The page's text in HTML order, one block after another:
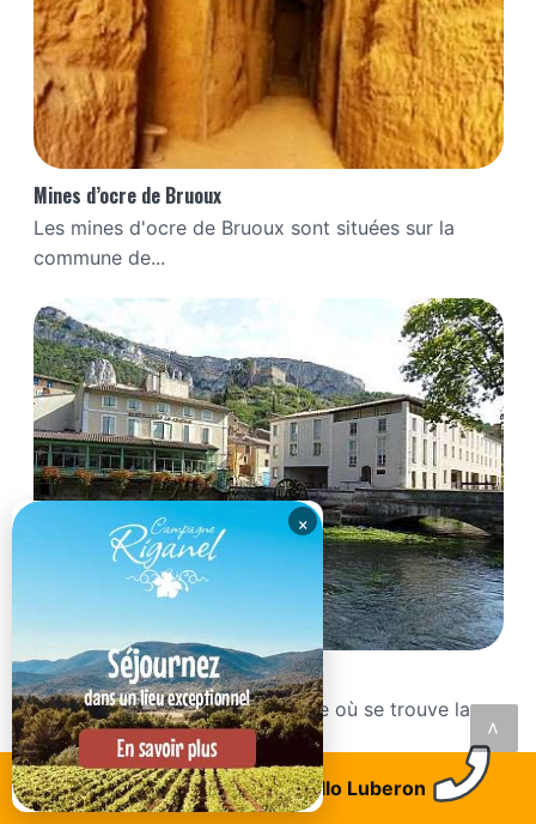
Mines d’ocre de Bruoux
Les mines d'ocre de Bruoux sont situées sur la
commune de...
Fontaine de Vaucluse
Découvrez Fontaine de Vaucluse où se trouve la
Source de...
Trouvez un logement Allo Luberon
×
<